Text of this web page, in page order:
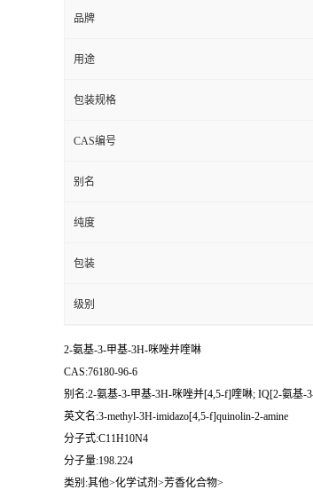
品牌
用途
包装规格
CAS编号
别名
纯度
包装
级别
2-氨基-3-甲基-3H-咪唑并喹啉
CAS:76180-96-6
别名:2-氨基-3-甲基-3H-咪唑并[4,5-f]喹啉; IQ[2-氨基-
英文名:3-methyl-3H-imidazo[4,5-f]quinolin-2-amine
分子式:C11H10N4
分子量:198.224
类别:其他>化学试剂>芳香化合物>